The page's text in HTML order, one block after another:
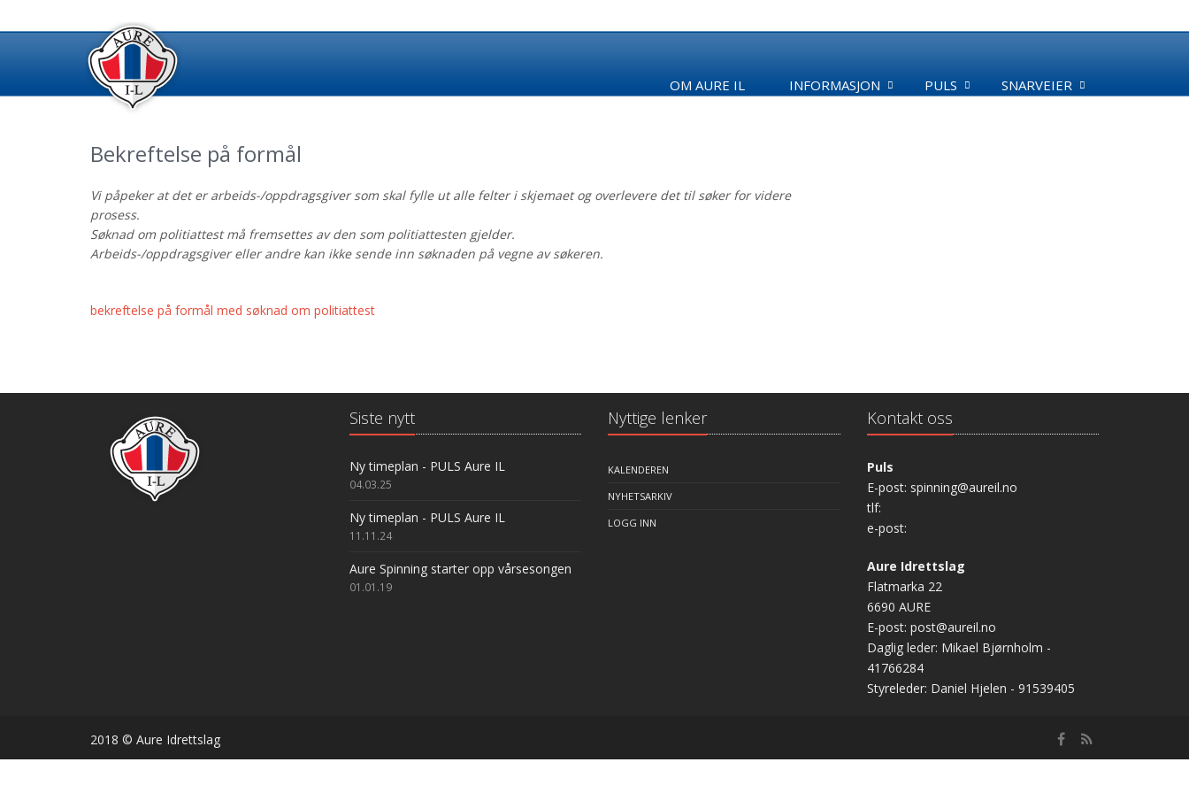
OM AURE IL INFORMASJON PULS SNARVEIER
Bekreftelse på formål
Vi påpeker at det er arbeids-/oppdragsgiver som skal fylle ut alle felter i skjemaet og overlevere det til søker for videre
prosess.
Søknad om politiattest må fremsettes av den som politiattesten gjelder.
Arbeids-/oppdragsgiver eller andre kan ikke sende inn søknaden på vegne av søkeren.
bekreftelse på formål med søknad om politiattest
Siste nytt
Ny timeplan - PULS Aure IL
04.03.25
Ny timeplan - PULS Aure IL
11.11.24
Aure Spinning starter opp vårsesongen
01.01.19
Nyttige lenker
KALENDEREN
NYHETSARKIV
LOGG INN
Kontakt oss
Puls
E-post: spinning@aureil.no
tlf:
e-post:
Aure Idrettslag
Flatmarka 22
6690 AURE
E-post: post@aureil.no
Daglig leder: Mikael Bjørnholm -
41766284
Styreleder: Daniel Hjelen - 91539405
2018 © Aure Idrettslag